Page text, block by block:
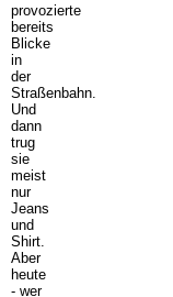
provozierte
bereits
Blicke
in
der
Straßenbahn.
Und
dann
trug
sie
meist
nur
Jeans
und
Shirt.
Aber
heute
- wer